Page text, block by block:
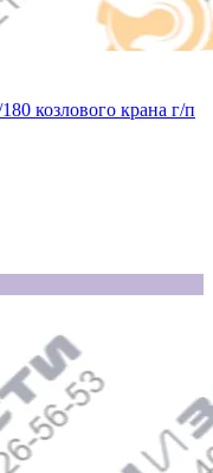
козлового крана г/п